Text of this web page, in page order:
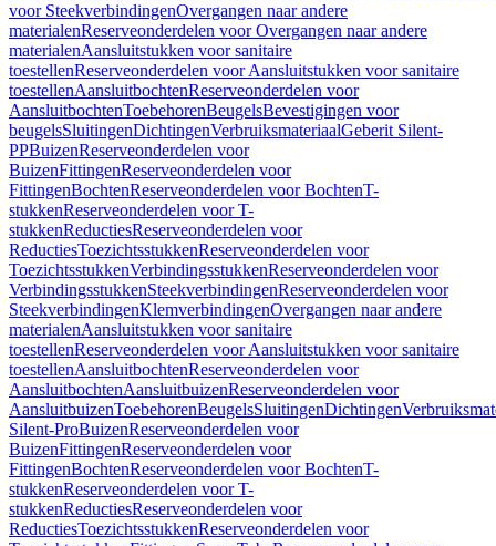
voor SteekverbindingenOvergangen naar andere
materialenReserveonderdelen voor Overgangen naar andere
materialenAansluitstukken voor sanitaire
toestellenReserveonderdelen voor Aansluitstukken voor sanitaire
toestellenAansluitbochtenReserveonderdelen voor
AansluitbochtenToebehorenBeugelsBevestigingen voor
beugelsSluitingenDichtingenVerbruiksmateriaalGeberit Silent-
PPBuizenReserveonderdelen voor
BuizenFittingenReserveonderdelen voor
FittingenBochtenReserveonderdelen voor BochtenT-
stukkenReserveonderdelen voor T-
stukkenReductiesReserveonderdelen voor
ReductiesToezichtsstukkenReserveonderdelen voor
ToezichtsstukkenVerbindingsstukkenReserveonderdelen voor
VerbindingsstukkenSteekverbindingenReserveonderdelen voor
SteekverbindingenKlemverbindingenOvergangen naar andere
materialenAansluitstukken voor sanitaire
toestellenReserveonderdelen voor Aansluitstukken voor sanitaire
toestellenAansluitbochtenReserveonderdelen voor
AansluitbochtenAansluitbuizenReserveonderdelen voor
AansluitbuizenToebehorenBeugelsSluitingenDichtingen
Silent-ProBuizenReserveonderdelen voor
BuizenFittingenReserveonderdelen voor
FittingenBochtenReserveonderdelen voor BochtenT-
stukkenReserveonderdelen voor T-
stukkenReductiesReserveonderdelen voor
ReductiesToezichtsstukkenReserveonderdelen voor